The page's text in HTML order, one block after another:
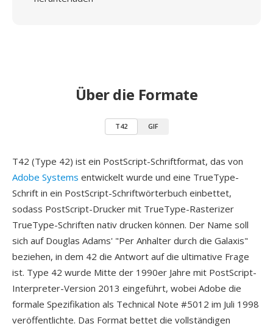
Über die Formate
T42 GIF
T42 (Type 42) ist ein PostScript-Schriftformat, das von
Adobe Systems entwickelt wurde und eine TrueType-
Schrift in ein PostScript-Schriftwörterbuch einbettet,
sodass PostScript-Drucker mit TrueType-Rasterizer
TrueType-Schriften nativ drucken können. Der Name soll
sich auf Douglas Adams' "Per Anhalter durch die Galaxis"
beziehen, in dem 42 die Antwort auf die ultimative Frage
ist. Type 42 wurde Mitte der 1990er Jahre mit PostScript-
Interpreter-Version 2013 eingeführt, wobei Adobe die
formale Spezifikation als Technical Note #5012 im Juli 1998
veröffentlichte. Das Format bettet die vollständigen